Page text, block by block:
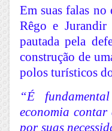
Em suas falas
Rêgo e Jurandir
pautada pela
construção de
polos turísticos
“É
economia
por suas